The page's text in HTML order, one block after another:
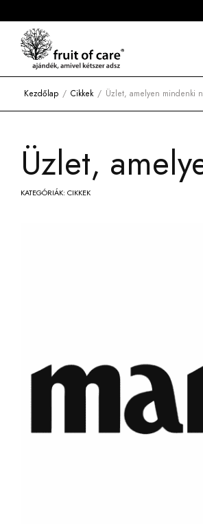
Kezdőlap Cikkek Üzlet, amelyen mindenki
Üzlet,
KATEGÓRIÁK:CIKKEK